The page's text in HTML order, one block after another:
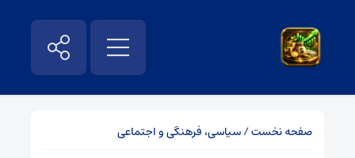
صفحه نخست/سیاسی، فرهنگی و اجتماعی